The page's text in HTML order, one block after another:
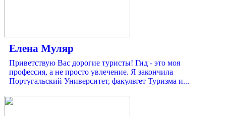
Елена Муляр
Приветствую Вас дорогие туристы! Гид - это моя
профессия, а не просто увлечение. Я закончила
Португальский Университет, факультет Туризма и...